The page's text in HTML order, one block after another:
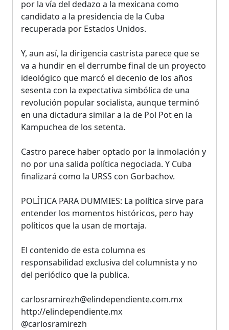
por la vía del dedazo a la mexicana como
candidato a la presidencia de la Cuba
recuperada por Estados Unidos.
Y, aun así, la dirigencia castrista parece que se
va a hundir en el derrumbe final de un proyecto
ideológico que marcó el decenio de los años
sesenta con la expectativa simbólica de una
revolución popular socialista, aunque terminó
en una dictadura similar a la de Pol Pot en la
Kampuchea de los setenta.
Castro parece haber optado por la inmolación y
no por una salida política negociada. Y Cuba
finalizará como la URSS con Gorbachov.
POLÍTICA PARA DUMMIES: La política sirve para
entender los momentos históricos, pero hay
políticos que la usan de mortaja.
El contenido de esta columna es
responsabilidad exclusiva del columnista y no
del periódico que la publica.
carlosramirezh@elindependiente.com.mx
http://elindependiente.mx
@carlosramirezh